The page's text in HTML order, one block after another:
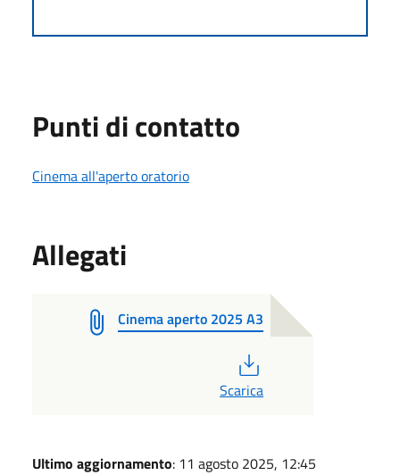
Punti di contatto
Cinema all'aperto oratorio
Allegati
Cinema aperto 2025 A3
Scarica
Ultimo aggiornamento: 11 agosto 2025, 12:45